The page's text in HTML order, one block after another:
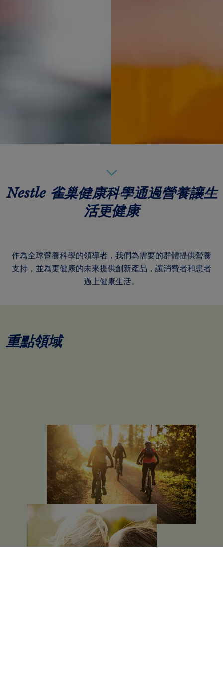
Nestle 雀巢健康科學通過營養讓生
活更健康
作為全球營養科學的領導者，我們為需要的群體提供營養
支持，並為更健康的未來提供創新產品，讓消費者和患者
過上健康生活。
重點領域